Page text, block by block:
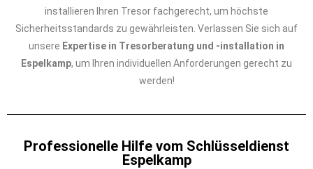
installieren Ihren Tresor fachgerecht, um höchste
Sicherheitsstandards zu gewährleisten. Verlassen Sie sich auf
unsere Expertise in Tresorberatung und -installation in
Espelkamp, um Ihren individuellen Anforderungen gerecht zu
werden!
Professionelle Hilfe vom Schlüsseldienst
Espelkamp